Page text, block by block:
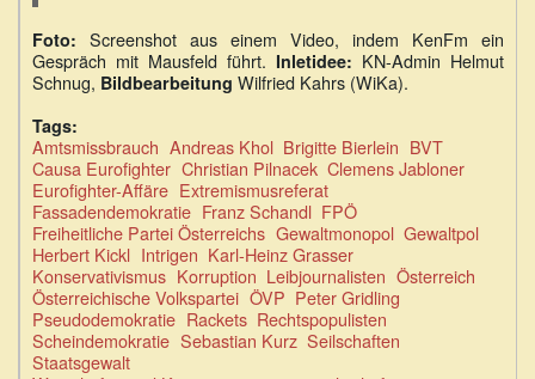
Foto: Screenshot aus einem Video, indem KenFm ein
Gespräch mit Mausfeld führt. Inletidee: KN-Admin Helmut
Schnug, Bildbearbeitung Wilfried Kahrs (WiKa).
Tags:
Amtsmissbrauch Andreas Khol Brigitte Bierlein BVT
Causa Eurofighter Christian Pilnacek Clemens Jabloner
Eurofighter-Affäre Extremismusreferat
Fassadendemokratie Franz Schandl FPÖ
Freiheitliche Partei Österreichs Gewaltmonopol Gewaltpol
Herbert Kickl Intrigen Karl-Heinz Grasser
Konservativismus Korruption Leibjournalisten Österreich
Österreichische Volkspartei ÖVP Peter Gridling
Pseudodemokratie Rackets Rechtspopulisten
Scheindemokratie Sebastian Kurz Seilschaften
Staatsgewalt